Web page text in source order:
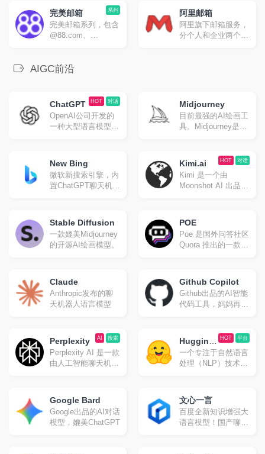
@126.com和
@yeah.net为后缀的
免费邮箱。超过20年
邮箱运营经验，系统
务。网易邮箱官方
所有邮箱，并可在手
机、Windows和Mac
上多端协同使用。
轻松。
系列
完美邮箱
完美邮箱系列，包含
@88.com、
邮箱，多端同步重要
QQ、139、
Outlook、Gmail等邮
箱邮件。
阿里邮箱
阿里旗下邮箱服务，
分个人和企业两个版
AIGC前沿
对话
HOT
ChatGPT
OpenAI公司开发的
一种大型语言模型，
Midjourney
目前最强的AI绘画工
具。Midjourney是一
室开发之人工智能程
序，可根据文本生成
图像。
New Bing
微软新搜索引擎，内
置ChatGPT聊天机器
对话
HOT
Kimi.ai
Kimi 是一个由
Moonshot AI 出品的
取和处理大量信息。
它利用大模型支持的
长上下文窗口来提供
高质量的搜索结果，
Stable Diffusion
一款媲美Midjourney
的开源AI绘画模型。
POE
Poe 是国外问答社区
Quora 推出的一款整
免翻使用多种聊天机
器人。GPT-4 和
Claude+每天有免费
额度。
Claude
Anthropic发布的聊
天机器人语言模型
Github Copilot
Github出品的AI智能
代码工具，妈妈再也
搜索
AI
Perplexity
Perplexity AI 是一款
由人工智能聊天机器
自然语言预测文字回
答查询。类似国内的
秘塔搜
平台
HOT
Hugging
Face
一个专注于自然语言
处理（NLP）技术的
Google Bard
Google出品的AI对话
模型，媲美ChatGPT
文心一言
百度全新知识增强大
语言模型！国产聊天